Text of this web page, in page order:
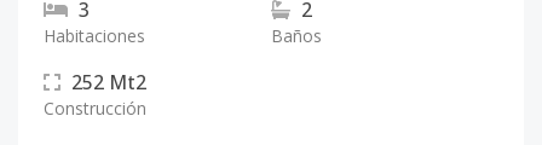
3
Habitaciones
2
Baños
252 Mt2
Construcción